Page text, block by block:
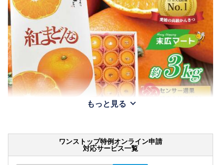
もっと見る
ワンストップ特例オンライン申請
対応サービス一覧